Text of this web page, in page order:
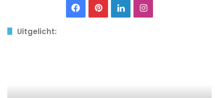
Facebook
PinterestLinkedInInstagram
Uitgelicht: